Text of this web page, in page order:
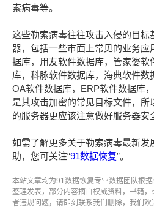
索病毒等。
这些勒索病毒往往攻击入侵的目标
器，包括一些市面上常见的业务应
据库，用友软件数据库，管家婆软
库，科脉软件数据库，海典软件数
OA软件数据库，ERP软件数据库
是其攻击加密的常见目标文件，所
的服务器更应该注意做好服务器安
如需了解更多关于勒索病毒最新发
助，您可关注“91数据恢复”。
本站文章均为91数据恢复专业数据团队根
整理发表，部分内容摘自权威资料，书籍
者违规问题，请即刻联系我们删除，我们